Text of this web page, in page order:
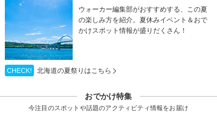
ウォーカー編集部がおすすめする、この夏
の楽しみ方を紹介。夏休みイベント＆おで
かけスポット情報が盛りだくさん！
CHECK! 北海道の夏祭りはこちら
おでかけ特集
今注目のスポットや話題のアクティビティ情報をお届け